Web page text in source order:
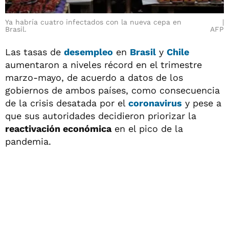
Ya habría cuatro infectados con la nueva cepa en
Brasil.
AFP
Las tasas de desempleo en Brasil y Chile
aumentaron a niveles récord en el trimestre
marzo-mayo, de acuerdo a datos de los
gobiernos de ambos países, como consecuencia
de la crisis desatada por el coronavirus y pese a
que sus autoridades decidieron priorizar la
reactivación económicaen el pico de la
pandemia.